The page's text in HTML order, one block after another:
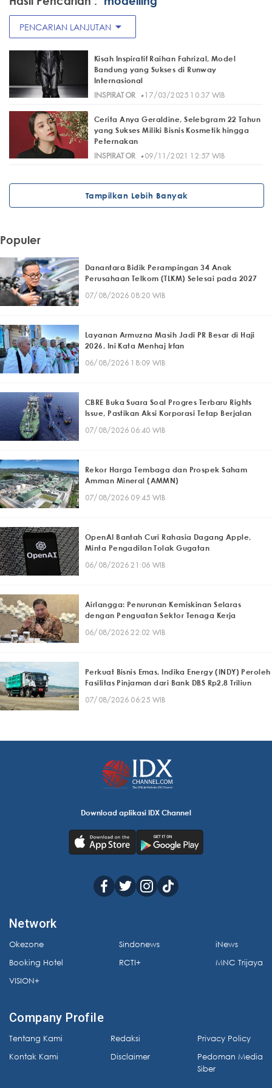
PENCARIAN LANJUTAN arrow_drop_down
Kisah Inspiratif Raihan Fahrizal, Model
Bandung yang Sukses di Runway
Internasional
INSPIRATOR
· 17/03/2025 10:37 WIB
Cerita Anya Geraldine, Selebgram 22 Tahun
yang Sukses Miliki Bisnis Kosmetik hingga
Peternakan
INSPIRATOR
· 09/11/2021 12:57 WIB
Tampilkan Lebih Banyak
Populer
Danantara Bidik Perampingan 34 Anak
Perusahaan Telkom (TLKM) Selesai pada 2027
07/08/2026 08:20 WIB
Layanan Armuzna Masih Jadi PR Besar di Haji
2026, Ini Kata Menhaj Irfan
06/08/2026 18:09 WIB
CBRE Buka Suara Soal Progres Terbaru Rights
Issue, Pastikan Aksi Korporasi Tetap Berjalan
07/08/2026 06:40 WIB
Rekor Harga Tembaga dan Prospek Saham
Amman Mineral (AMMN)
07/08/2026 09:45 WIB
OpenAI Bantah Curi Rahasia Dagang Apple,
Minta Pengadilan Tolak Gugatan
06/08/2026 21:06 WIB
Airlangga: Penurunan Kemiskinan Selaras
dengan Penguatan Sektor Tenaga Kerja
06/08/2026 22:02 WIB
Perkuat Bisnis Emas, Indika Energy (INDY) Peroleh
Fasilitas Pinjaman dari Bank DBS Rp2,8 Triliun
07/08/2026 06:25 WIB
Download aplikasi IDX Channel
Network
Okezone
Booking Hotel
VISION+
Sindonews
RCTI+
iNews
MNC Trijaya
Company Profile
Tentang Kami
Kontak Kami
Redaksi
Disclaimer
Privacy Policy
Pedoman Media
Siber